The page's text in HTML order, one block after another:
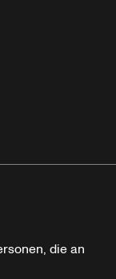
die an